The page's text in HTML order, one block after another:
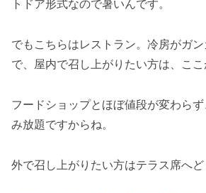
トドア形式なので暑いんです。
でもこちらはレストラン。冷房がガ
で、屋内で召し上がりたい方は、ここ
フードショップとほぼ値段が変わら
み放題ですからね。
外で召し上がりたい方はテラス席へど